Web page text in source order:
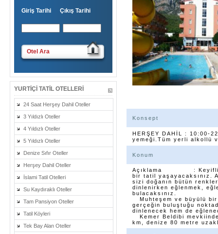
Giriş Tarihi Çıkış Tarihi
Otel Ara
YURTIÇI TATIL OTELLERI
24 Saat Herşey Dahil Oteller
3 Yıldızlı Oteller
4 Yıldızlı Oteller
5 Yıldızlı Oteller
Denize Sıfır Oteller
Herşey Dahil Oteller
İslami Tatil Otelleri
Su Kaydıraklı Oteller
Tam Pansiyon Oteller
Tatil Köyleri
Tek Bay Alan Oteller
Konsept
HERŞEY DAHİL : 10:00-
yemeği.Tüm yerli alkollü
Konum
Açıklama : Keyifli bir
bir tatil yaşayacaksınız.
sizi doğanın bütün
dinlenirken eğlenmek,
bulacaksınız.
Muhteşem ve büyülü
gerçeğin buluştuğu
dinlenecek hem de
Kemer Beldibi
km, denize 80 metre